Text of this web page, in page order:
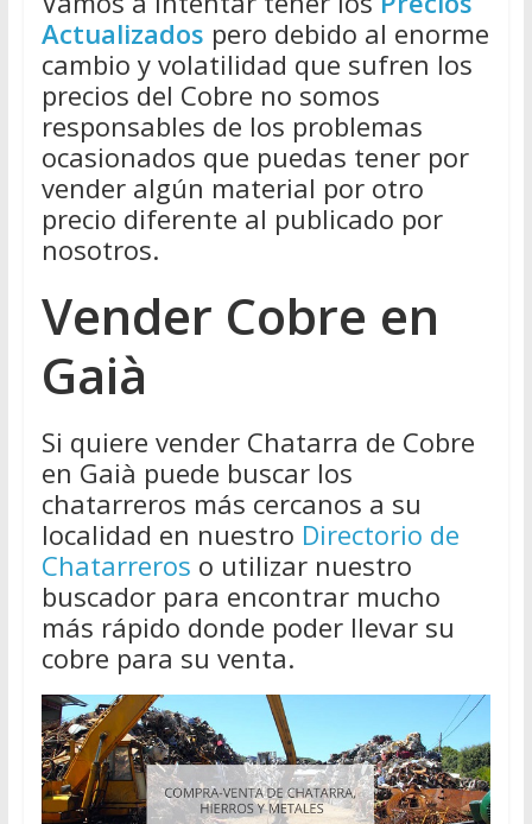
Actualizados pero debido al enorme
cambio y volatilidad que sufren los
precios del Cobre no somos
responsables de los problemas
ocasionados que puedas tener por
vender algún material por otro
precio diferente al publicado por
nosotros.
Vender Cobre en
Gaià
Si quiere vender Chatarra de Cobre
en Gaià puede buscar los
chatarreros más cercanos a su
localidad en nuestro Directorio de
Chatarreros o utilizar nuestro
buscador para encontrar mucho
más rápido donde poder llevar su
cobre para su venta.